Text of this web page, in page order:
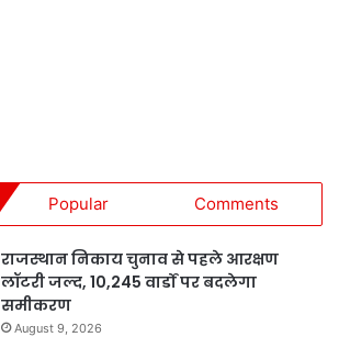
Popular Comments
राजस्थान निकाय चुनाव से पहले आरक्षण
लॉटरी जल्द, 10,245 वार्डों पर बदलेगा
समीकरण
August 9, 2026